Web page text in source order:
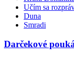
Učím sa
Duna
Smradi
Darčekové